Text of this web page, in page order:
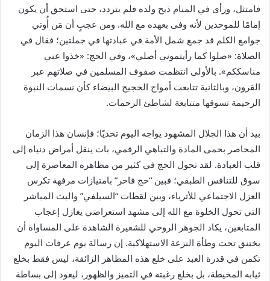
فامتثل، ورأى في المنام ذبح ولده فلم يتردد، حتى استحق أن يكون
إمامًا للموحدين لأنه وفى بعهده مع الله. ومن عجبٍ أن مَن أُوتي
جوامع الكلم قد جمع شمل الأمة في عبادتها في جملتين؛ فقال في
الصلاة: «صلوا كما رأيتموني أصلي»، وفي الحج: «خذوا عني
مناسككم». بالأولى انتظمت صفوف المسلمين في صلاتهم عبر
القرون، وبالثانية تتابعت أمواج الحجيج البيضاء كأن نسمات النبوة
الرحيمة تسوقها متتابعة لشاطئ الرحمات.
بيد أن هذا الجلال المشهود يواجه اليوم تحديًا؛ فإنسان هذا الزمان
المحاصر بحمى المادة والتباهي الرقمي، بات ينقل أمراض دنياه إلى
قلب العبادة. لقد تحول الحج في كثير من مظاهره المعاصرة إلى
سوق للتنافس الطبقي؛ فبين “حج فاخر” بامتيازات مرفهة تكرس
العزل الاجتماعي للأثرياء، وبين لقطات “السيلفي” والبث المباشر
التي تحول الخلوة مع الله إلى مشهد استعراضي يغازل إعجاب
المتابعين، يكاد الجوهر الروحي للشعيرة الشاهدة على المساواة أن
يختنق تحت وطأة النزعة الاستهلاكية. إن رسالة يوم عرفات اليوم
تكمن في قدرة العبد على خلع هذه المظاهر الزائفة، ليس فقط بخلع
ثيابه المخيطة، بل بخلع رغبته في التميز والظهور، ليعود إلى بساطة